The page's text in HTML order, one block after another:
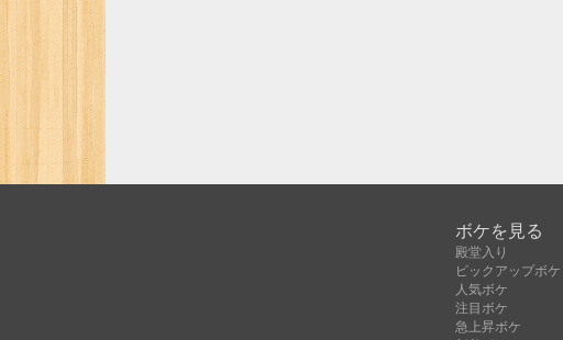
ボケを見る
殿堂入り
ピックアップボケ
人気ボケ
注目ボケ
急上昇ボケ